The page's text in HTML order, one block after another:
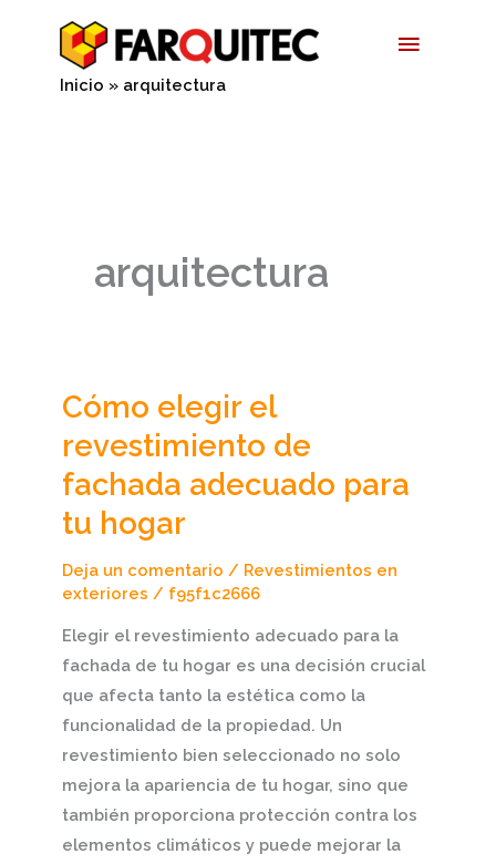
contenido
Menú
Inicio arquitectura
arquitectura
Cómo elegir el
revestimiento de
fachada adecuado para
tu hogar
Deja un comentario / Revestimientos en
exteriores / f95f1c2666
Elegir el revestimiento adecuado para la
fachada de tu hogar es una decisión crucial
que afecta tanto la estética como la
funcionalidad de la propiedad. Un
revestimiento bien seleccionado no solo
mejora la apariencia de tu hogar, sino que
también proporciona protección contra los
elementos climáticos y puede mejorar la
Cómo
el
revestimiento
de
adecuado
tu
hogar